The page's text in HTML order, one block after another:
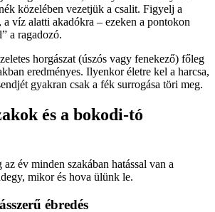
közelében vezetjük a csalit. Figyelj a
a víz alatti akadókra – ezeken a pontokon
a ragadozó.
horgászat (úszós vagy fenekező) főleg
eredményes. Ilyenkor életre kel a harcsa,
gyakran csak a fék surrogása töri meg.
és a bokodi-tó
év minden szakában hatással van a
mikor és hova ülünk le.
ébredés